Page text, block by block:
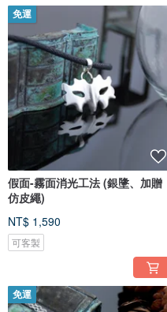
免運
假面-霧面消光工法 (銀墬、加贈
仿皮繩)
NT$ 1,590
可客製
免運